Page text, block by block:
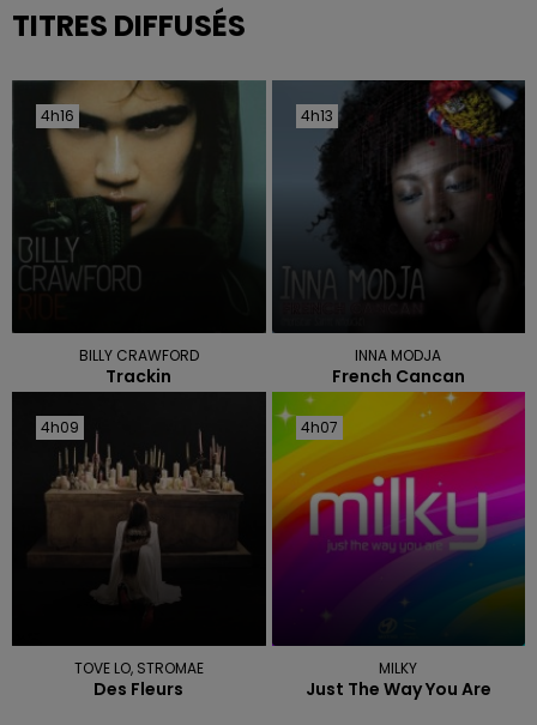
TITRES DIFFUSÉS
4h16
4h16
BILLY CRAWFORD
Trackin
4h13
4h13
INNA MODJA
French Cancan
4h09
4h09
TOVE LO, STROMAE
Des Fleurs
4h07
4h07
MILKY
Just The Way You Are